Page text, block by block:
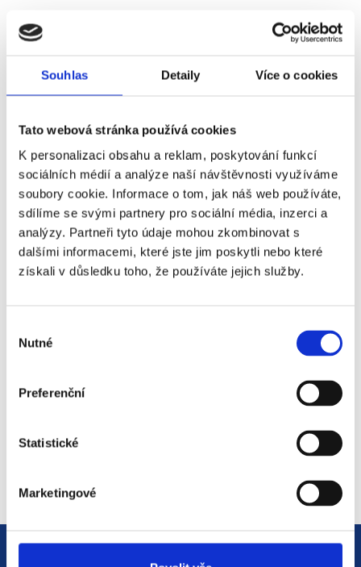
Souhlas Detaily Více o cookies
Tato webová stránka používá cookies
K personalizaci obsahu a reklam, poskytování funkcí
sociálních médií a analýze naší návštěvnosti využíváme
soubory cookie. Informace o tom, jak náš web používáte,
sdílíme se svými partnery pro sociální média, inzerci a
analýzy. Partneři tyto údaje mohou zkombinovat s
dalšími informacemi, které jste jim poskytli nebo které
získali v důsledku toho, že používáte jejich služby.
souhlasu
Nutné
Preferenční
Statistické
Marketingové
Recent Popular Comments
(Ne)komunikace se
zaměstnavatelem
18. 9. 2025